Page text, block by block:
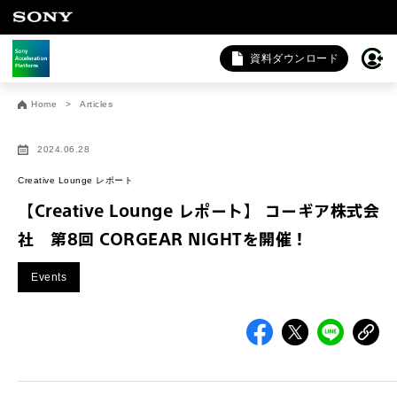
資料ダウンロード
Home Articles
2024.06.28
Creative Lounge レポート
【Creative Lounge レポート】 コーギア株式会
社 第8回 CORGEAR NIGHTを開催！
Events
お問い合わせ
法人向けサービスに関するご相談・お問い合わせは以下のボタ
法人お問い合わせ
FAQ&個人お問い合わせは以下のボタンからお願いします。
FAQ & 個人お問い合わせ